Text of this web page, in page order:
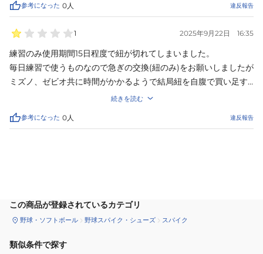
参考になった 0人 違反報告
1 2025年9月22日 16:35
練習のみ使用期間15日程度で紐が切れてしまいました。
毎日練習で使うものなので急ぎの交換(紐のみ)をお願いしましたが
ミズノ、ゼビオ共に時間がかかるようで結局紐を自腹で買い足す
品、対応ともにストレスのかかる買物になりました。
続きを読む
参考になった 0人 違反報告
この商品が登録されているカテゴリ
野球・ソフトボール 野球スパイク・シューズ スパイク
類似条件で探す